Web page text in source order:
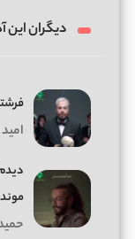
دیگران این